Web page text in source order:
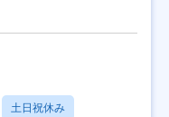
土日祝休み